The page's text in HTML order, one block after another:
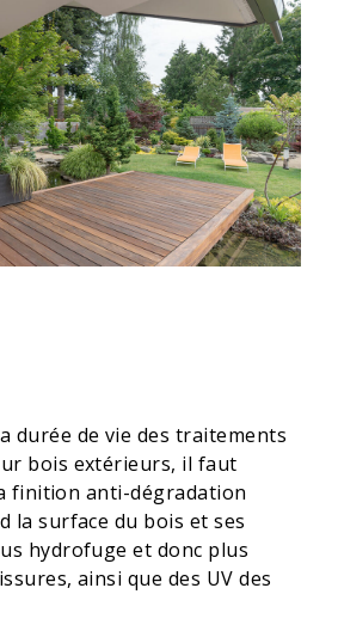
durée de vie des traitements
bois extérieurs, il faut
finition anti-dégradation
la surface du bois et ses
hydrofuge et donc plus
ainsi que des UV des